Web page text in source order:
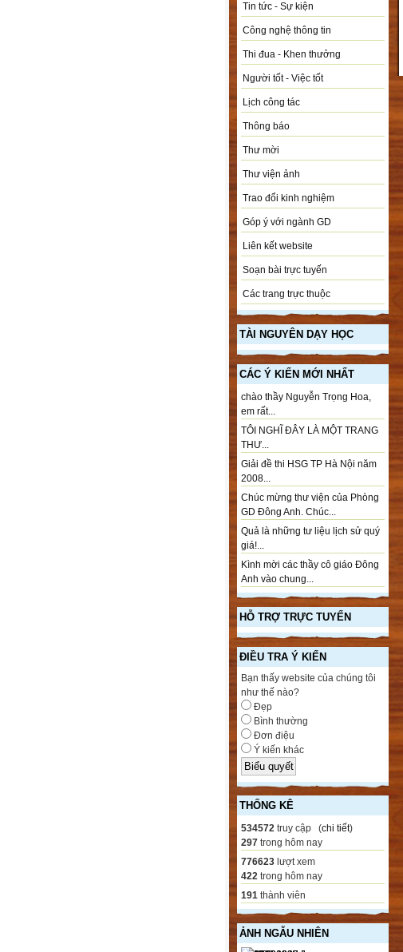
Tin tức - Sự kiện
Công nghệ thông tin
Thi đua - Khen thưởng
Người tốt - Việc tốt
Lịch công tác
Thông báo
Thư mời
Thư viện ảnh
Trao đổi kinh nghiệm
Góp ý với ngành GD
Liên kết website
Soạn bài trực tuyến
Các trang trực thuộc
TÀI NGUYÊN DẠY HỌC
CÁC Ý KIẾN MỚI NHẤT
chào thầy Nguyễn Trọng Hoa,
em rất...
TÔI NGHĨ ĐÂY LÀ MỘT TRANG
THƯ...
Giải đề thi HSG TP Hà Nội năm
2008...
Chúc mừng thư viện của Phòng
GD Đông Anh. Chúc...
Quả là những tư liệu lịch sử quý
giá!...
Kình mời các thầy cô giáo Đông
Anh vào chung...
HỖ TRỢ TRỰC TUYẾN
ĐIỀU TRA Ý KIẾN
Bạn thấy website của chúng tôi
như thế nào?
Đẹp
Bình thường
Đơn điệu
Ý kiến khác
THỐNG KÊ
534572 truy cập (chi tiết)
297 trong hôm nay
776623 lượt xem
422 trong hôm nay
191 thành viên
ẢNH NGẪU NHIÊN